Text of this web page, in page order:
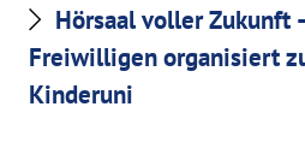
Hörsaal voller Zukunft
Freiwilligen organisiert
Kinderuni